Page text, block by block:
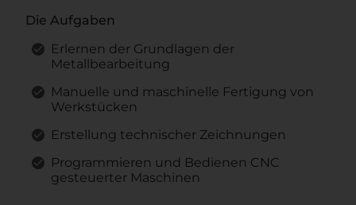
Die Aufgaben
Erlernen der Grundlagen der
Metallbearbeitung
Manuelle und maschinelle Fertigung von
Werkstücken
Erstellung technischer Zeichnungen
Programmieren und Bedienen CNC
gesteuerter Maschinen